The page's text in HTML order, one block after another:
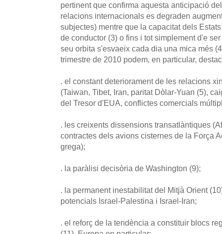
pertinent que confirma aquesta anticipació
relacions internacionals es degraden
subjectes) mentre que la capacitat dels
de conductor (3) o fins i tot simplement d'e
seu orbita s'esvaeix cada dia una mica més
trimestre de 2010 podem, en particular,
. el constant deteriorament de les relacions
(Taiwan, Tibet, Iran, paritat Dòlar-Yuan (5),
del Tresor d'EUA, conflictes comercials
. les creixents dissensions transatlàntiques
contractes dels avions cisternes de la Força
grega);
. la paràlisi decisòria de Washington (9);
. la permanent inestabilitat del Mitjà Orient
potencials Israel-Palestina i Israel-Iran;
. el reforç de la tendència a constituir blocs